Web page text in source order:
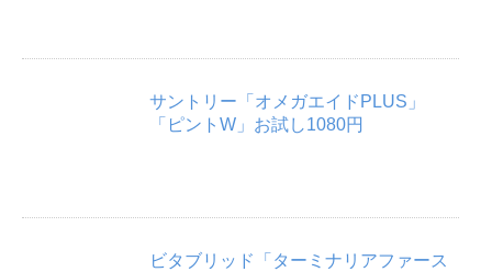
サントリー「オメガエイドPLUS」
「ピントW」お試し1080円
ビタブリッド「ターミナリアファース